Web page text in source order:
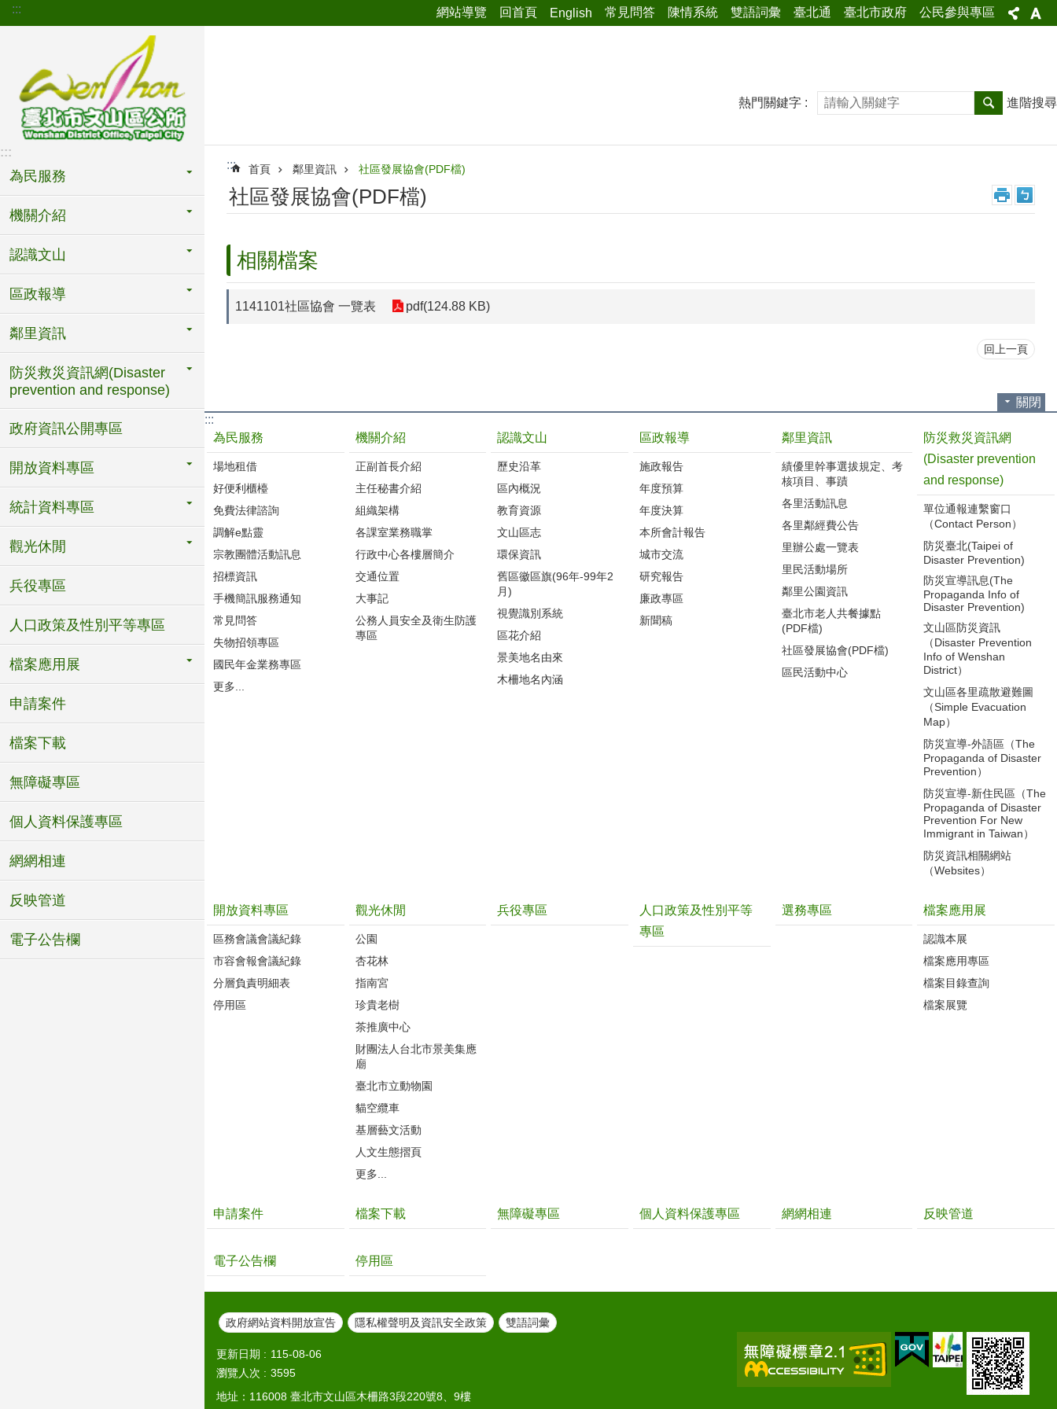
跳到主要內容區塊
::: 網站導覽 回首頁 English 常見問答 陳情系統 雙語詞彙 臺北通 臺北市政府 公民參與專區
:::
為民服務
機關介紹
認識文山
區政報導
鄰里資訊
防災救災資訊網(Disaster
prevention and response)
政府資訊公開專區
開放資料專區
統計資料專區
觀光休閒
兵役專區
人口政策及性別平等專區
檔案應用展
申請案件
檔案下載
無障礙專區
個人資料保護專區
網網相連
反映管道
電子公告欄
熱門關鍵字 進階搜尋
::: 首頁 鄰里資訊 社區發展協會(PDF檔)
社區發展協會(PDF檔)
相關檔案
1141101社區協會 一覽表 pdf(124.88 KB)
回上一頁
關閉
:::
為民服務
場地租借
好便利櫃檯
免費法律諮詢
調解e點靈
宗教團體活動訊息
招標資訊
手機簡訊服務通知
常見問答
失物招領專區
國民年金業務專區
更多...
機關介紹
正副首長介紹
主任秘書介紹
組織架構
各課室業務職掌
行政中心各樓層簡介
交通位置
大事記
公務人員安全及衛生防護
專區
認識文山
歷史沿革
區內概況
教育資源
文山區志
環保資訊
舊區徽區旗(96年-99年2
月)
視覺識別系統
區花介紹
景美地名由來
木柵地名內涵
區政報導
施政報告
年度預算
年度決算
本所會計報告
城市交流
研究報告
廉政專區
新聞稿
鄰里資訊
績優里幹事選拔規定、考
核項目、事蹟
各里活動訊息
各里鄰經費公告
里辦公處一覽表
里民活動場所
鄰里公園資訊
臺北市老人共餐據點
(PDF檔)
社區發展協會(PDF檔)
區民活動中心
防災救災資訊網
(Disaster prevention
and response)
單位通報連繫窗口
（Contact Person）
防災臺北(Taipei of
Disaster Prevention)
防災宣導訊息(The
Propaganda Info of
Disaster Prevention)
文山區防災資訊
（Disaster Prevention
Info of Wenshan
District）
文山區各里疏散避難圖
（Simple Evacuation
Map）
防災宣導-外語區（The
Propaganda of Disaster
Prevention）
防災宣導-新住民區（The
Propaganda of Disaster
Prevention For New
Immigrant in Taiwan）
防災資訊相關網站
（Websites）
開放資料專區
區務會議會議紀錄
市容會報會議紀錄
分層負責明細表
停用區
觀光休閒
公園
杏花林
指南宮
珍貴老樹
茶推廣中心
財團法人台北市景美集應
廟
臺北市立動物園
貓空纜車
基層藝文活動
人文生態摺頁
更多...
兵役專區
人口政策及性別平等
專區
選務專區 檔案應用展
認識本展
檔案應用專區
檔案目錄查詢
檔案展覽
申請案件 檔案下載 無障礙專區 個人資料保護專區 網網相連 反映管道
電子公告欄 停用區
政府網站資料開放宣告 隱私權聲明及資訊安全政策 雙語詞彙
更新日期
115-08-06
瀏覽人次
3595
地址：116008 臺北市文山區木柵路3段220號8、9樓